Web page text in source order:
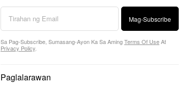
Mag-Subscribe
Sa Pag-Subscribe, Sumasang-Ayon Ka Sa AmingTerms Of UseAt
Privacy Policy
Paglalarawan